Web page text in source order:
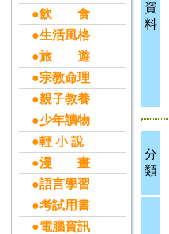
●飲 食
●生活風格
●旅 遊
●宗教命理
●親子教養
●少年讀物
●輕 小 說
●漫 畫
●語言學習
●考試用書
●電腦資訊
資
料
分
類